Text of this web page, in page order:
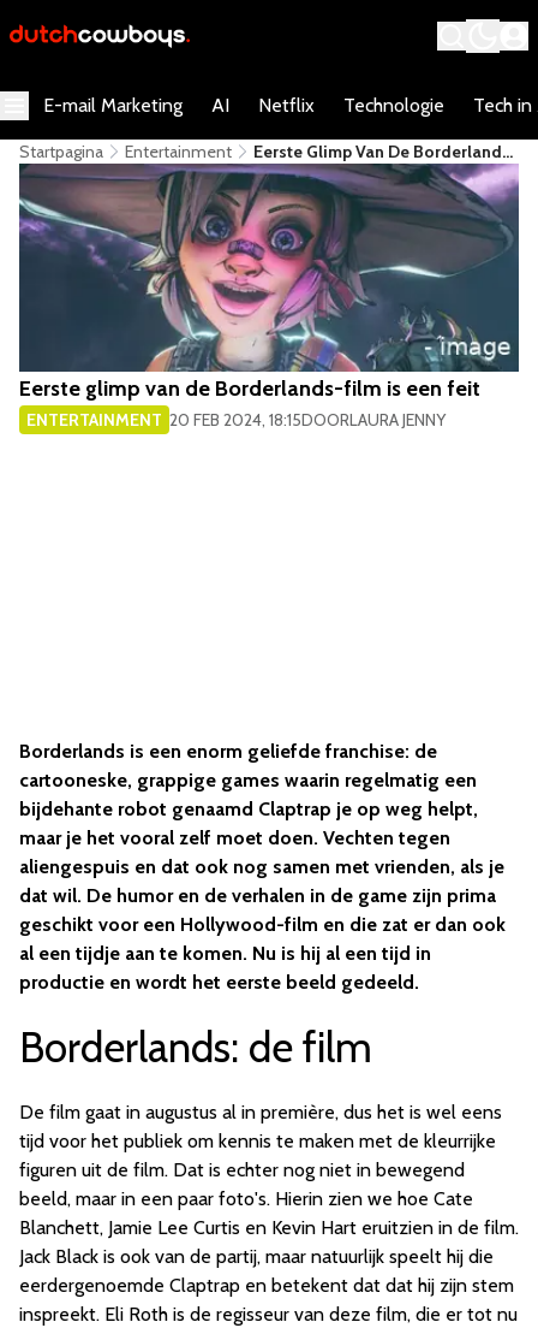
E-mail Marketing AI Netflix Technologie Tech in
Startpagina Entertainment
Eerste Glimp Van De Borderlands-
Film Is Een Feit
Eerste glimp van de Borderlands-film is een feit
ENTERTAINMENT 20 FEB 2024, 18:15DOORLAURA JENNY
Borderlands is een enorm geliefde franchise: de
cartooneske, grappige games waarin regelmatig een
bijdehante robot genaamd Claptrap je op weg helpt,
maar je het vooral zelf moet doen. Vechten tegen
aliengespuis en dat ook nog samen met vrienden, als je
dat wil. De humor en de verhalen in de game zijn prima
geschikt voor een Hollywood-film en die zat er dan ook
al een tijdje aan te komen. Nu is hij al een tijd in
productie en wordt het eerste beeld gedeeld.
Borderlands: de film
De film gaat in augustus al in première, dus het is wel eens
tijd voor het publiek om kennis te maken met de kleurrijke
figuren uit de film. Dat is echter nog niet in bewegend
beeld, maar in een paar foto's. Hierin zien we hoe Cate
Blanchett, Jamie Lee Curtis en Kevin Hart eruitzien in de film.
Jack Black is ook van de partij, maar natuurlijk speelt hij die
eerdergenoemde Claptrap en betekent dat dat hij zijn stem
inspreekt. Eli Roth is de regisseur van deze film, die er tot nu